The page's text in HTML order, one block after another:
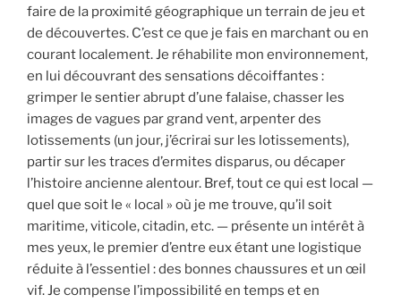
faire de la proximité géographique un terrain de jeu et
de découvertes. C’est ce que je fais en marchant ou en
courant localement. Je réhabilite mon environnement,
en lui découvrant des sensations décoiffantes :
grimper le sentier abrupt d’une falaise, chasser les
images de vagues par grand vent, arpenter des
lotissements (un jour, j’écrirai sur les lotissements),
partir sur les traces d’ermites disparus, ou décaper
l’histoire ancienne alentour. Bref, tout ce qui est local —
quel que soit le « local » où je me trouve, qu’il soit
maritime, viticole, citadin, etc. — présente un intérêt à
mes yeux, le premier d’entre eux étant une logistique
réduite à l’essentiel : des bonnes chaussures et un œil
vif. Je compense l’impossibilité en temps et en